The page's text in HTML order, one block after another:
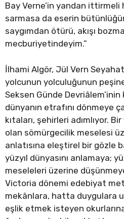
Bay Verne’in yandan ittirmeli
sarmasa da eserin
saygımdan ötürü, akışı
mecburiyetindeyim.”
İlhami Algör, Jül Vern
yolcunun yolculuğunun
Seksen Günde
dünyanın etrafını dönmeye
kıtaları, şehirleri adımlıyor.
olan sömürgecilik meselesi
anlatısına eleştirel bir gözle
yüzyıl dünyasını anlamaya;
meseleleri üzerine
Victoria dönemi edebiyat
mekânlara, hatta duygulara
eşlik etmek isteyen